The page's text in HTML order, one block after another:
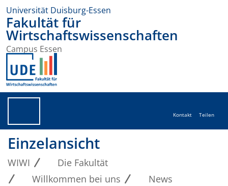
Universität Duisburg-Essen
Fakultät für
Wirtschaftswissenschaften
Campus Essen
Kontakt Teilen
Einzelansicht
WIWI
Die Fakultät
Willkommen bei uns
News